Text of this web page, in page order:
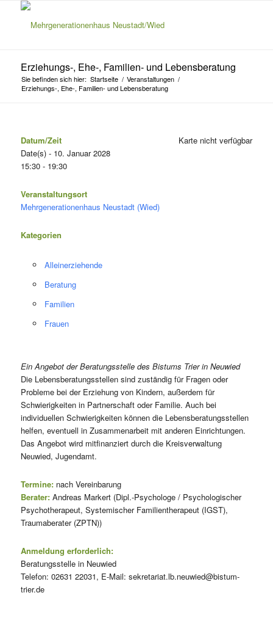
Erziehungs-, Ehe-, Familien- und Lebensberatung
Sie befinden sich hier: Startseite / Veranstaltungen /
Erziehungs-, Ehe-, Familien- und Lebensberatung
Karte nicht verfügbar
Datum/Zeit
Date(s) - 10. Januar 2028
15:30 - 19:30
Veranstaltungsort
Mehrgenerationenhaus Neustadt (Wied)
Kategorien
Alleinerziehende
Beratung
Familien
Frauen
Ein Angebot der Beratungsstelle des Bistums Trier in Neuwied
Die Lebensberatungsstellen sind zuständig für Fragen oder
Probleme bei der Erziehung von Kindern, außerdem für
Schwierigkeiten in Partnerschaft oder Familie. Auch bei
individuellen Schwierigkeiten können die Lebensberatungsstellen
helfen, eventuell in Zusammenarbeit mit anderen Einrichtungen.
Das Angebot wird mitfinanziert durch die Kreisverwaltung
Neuwied, Jugendamt.
Termine:nach Vereinbarung
Berater:Andreas Markert (Dipl.-Psychologe / Psychologischer
Psychotherapeut, Systemischer Familientherapeut (IGST),
Traumaberater (ZPTN))
Anmeldung erforderlich:
Beratungsstelle in Neuwied
Telefon: 02631 22031, E-Mail: sekretariat.lb.neuwied@bistum-
trier.de